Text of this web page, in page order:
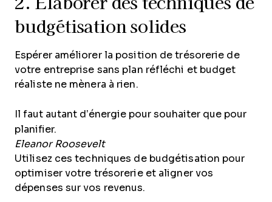
budgétisation solides
Espérer améliorer la position de trésorerie de
votre entreprise sans plan réfléchi et budget
réaliste ne mènera à rien.
Il faut autant d’énergie pour souhaiter que pour
planifier.
Eleanor Roosevelt
Utilisez ces techniques de budgétisation pour
optimiser votre trésorerie et aligner vos
dépenses sur vos revenus.